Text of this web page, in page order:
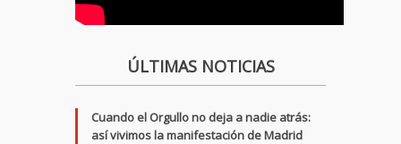
ÚLTIMAS NOTICIAS
Cuando el Orgullo no deja a nadie atrás:
así vivimos la manifestación de Madrid